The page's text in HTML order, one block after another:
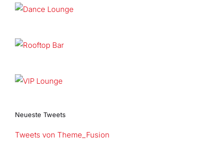
Neueste Tweets
Tweets von Theme_Fusion